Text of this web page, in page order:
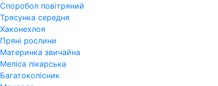
Споробол повітряний
Трясунка середня
Хаконехлоя
Пряні рослини
Материнка звичайна
Меліса лікарська
Багатоколісник